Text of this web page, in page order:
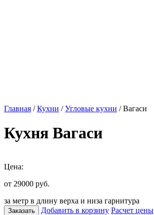
Главная /Кухни /Угловые кухни / Вагаси
Кухня Вагаси
Цена:
от 29000 руб.
за метр в длину верха и низа гарнитура
Заказать Добавить в корзину Расчет цены